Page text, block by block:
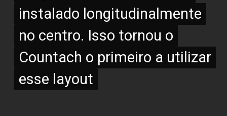
instalado longitudinalmente
no centro. Isso tornou o
Countach o primeiro a utilizar
esse layout
instalado longitudinalmente
no centro. Isso tornou o
Countach o primeiro a utilizar
esse layout